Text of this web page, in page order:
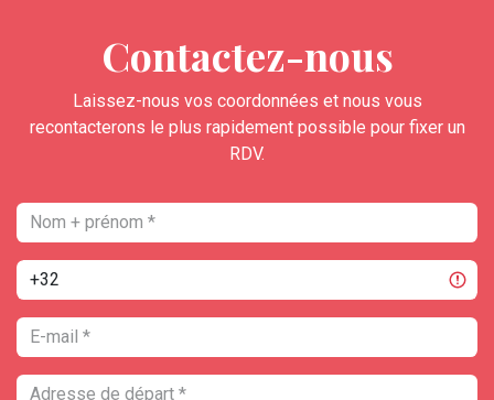
Contactez-nous
Laissez-nous vos coordonnées et nous vous
recontacterons le plus rapidement possible pour fixer un
RDV.